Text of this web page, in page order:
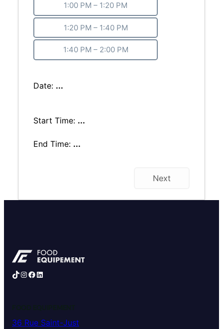
1:00 PM – 1:20 PM
1:20 PM – 1:40 PM
1:40 PM – 2:00 PM
Date: ...
Start Time: ...
End Time: ...
Next
TikTok Instagram Facebook LinkedIn
36 Rue Saint-Just